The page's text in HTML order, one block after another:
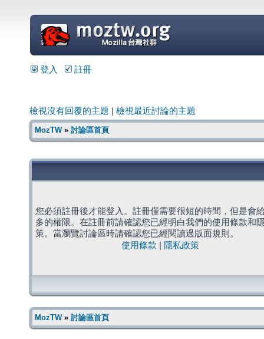
=
登入 註冊
檢視沒有回覆的主題 檢視最近討論的主題
MozTW» 討論區首頁
您必須註冊後才能登入。註冊僅需要很短的時間，但是會
多的權限。在註冊前請確認您已經明白我們的使用條款和
策。當瀏覽討論區時請確認您已經閱讀過版面規則。
使用條款
隱私政策
MozTW» 討論區首頁